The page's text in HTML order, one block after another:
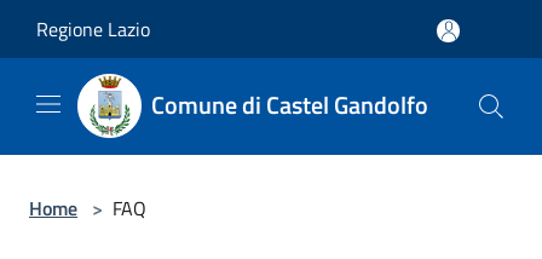
Regione Lazio
Comune di Castel Gandolfo
Home > FAQ